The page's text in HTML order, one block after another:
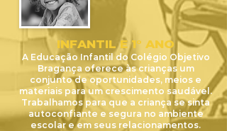
INFANTIL E 1° ANO
A Educação Infantil do Colégio Objetivo
Bragança oferece às crianças um
conjunto de oportunidades, meios e
materiais para um crescimento saudável.
Trabalhamos para que a criança se sinta
autoconfiante e segura no ambiente
escolar e em seus relacionamentos.